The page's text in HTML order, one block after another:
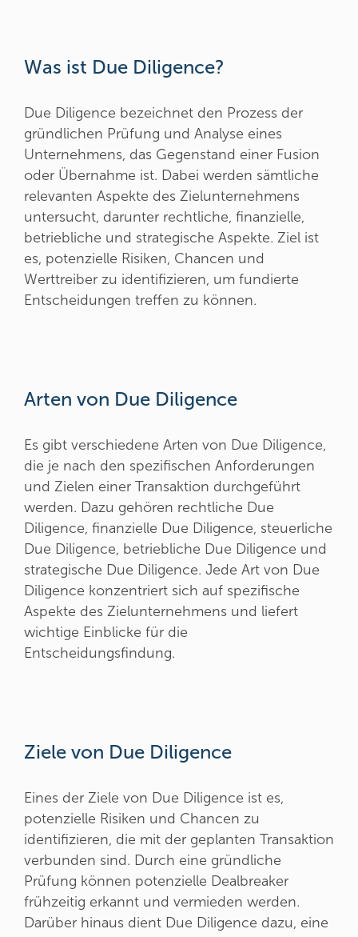
Was ist Due Diligence?
Due Diligence bezeichnet den Prozess der
gründlichen Prüfung und Analyse eines
Unternehmens, das Gegenstand einer Fusion
oder Übernahme ist. Dabei werden sämtliche
relevanten Aspekte des Zielunternehmens
untersucht, darunter rechtliche, finanzielle,
betriebliche und strategische Aspekte. Ziel ist
es, potenzielle Risiken, Chancen und
Werttreiber zu identifizieren, um fundierte
Entscheidungen treffen zu können.
Arten von Due Diligence
Es gibt verschiedene Arten von Due Diligence,
die je nach den spezifischen Anforderungen
und Zielen einer Transaktion durchgeführt
werden. Dazu gehören rechtliche Due
Diligence, finanzielle Due Diligence, steuerliche
Due Diligence, betriebliche Due Diligence und
strategische Due Diligence. Jede Art von Due
Diligence konzentriert sich auf spezifische
Aspekte des Zielunternehmens und liefert
wichtige Einblicke für die
Entscheidungsfindung.
Ziele von Due Diligence
Eines der Ziele von Due Diligence ist es,
potenzielle Risiken und Chancen zu
identifizieren, die mit der geplanten Transaktion
verbunden sind. Durch eine gründliche
Prüfung können potenzielle Dealbreaker
frühzeitig erkannt und vermieden werden.
Darüber hinaus dient Due Diligence dazu, eine